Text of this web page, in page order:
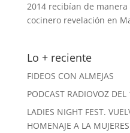
2014 recibían de
cocinero revelación en
Lo + reciente
FIDEOS CON ALMEJAS
PODCAST RADIOVOZ
LADIES NIGHT FEST.
HOMENAJE A LA